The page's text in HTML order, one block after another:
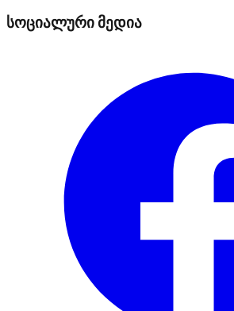
სოციალური მედია